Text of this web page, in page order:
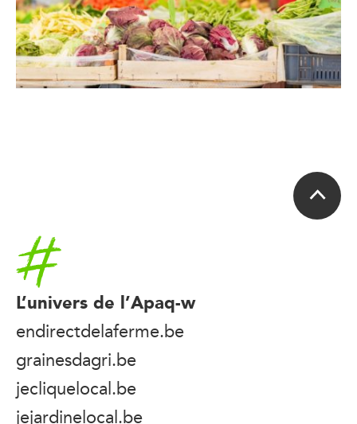
Accueil
L’univers de l’Apaq-w
endirectdelaferme.be
grainesdagri.be
jecliquelocal.be
jejardinelocal.be